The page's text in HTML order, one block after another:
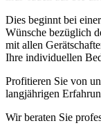
Dies beginnt bei
Wünsche bezüglich
mit allen
Ihre individuellen
Profitieren Sie von
langjährigen
Wir beraten Sie